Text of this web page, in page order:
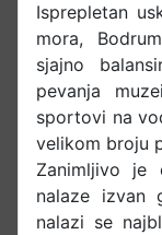
Isprepletan
mora,
sjajno
pevanja
sportovi na
velikom broju
Zanimljivo je
nalaze izvan
nalazi se